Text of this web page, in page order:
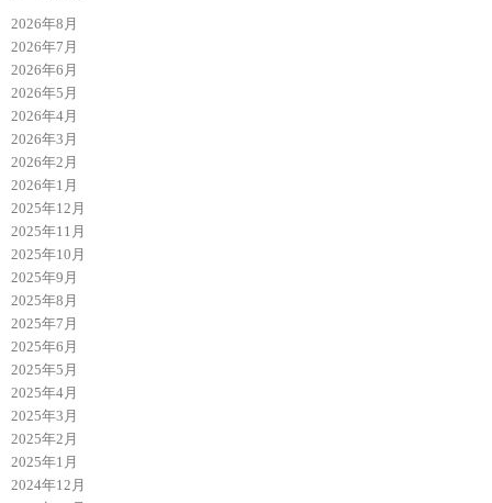
2026年8月
2026年7月
2026年6月
2026年5月
2026年4月
2026年3月
2026年2月
2026年1月
2025年12月
2025年11月
2025年10月
2025年9月
2025年8月
2025年7月
2025年6月
2025年5月
2025年4月
2025年3月
2025年2月
2025年1月
2024年12月